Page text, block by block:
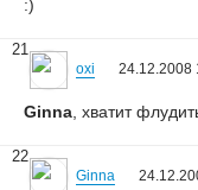
:)
21
oxi 24.12.2008
Ginna , хватит
22
Ginna